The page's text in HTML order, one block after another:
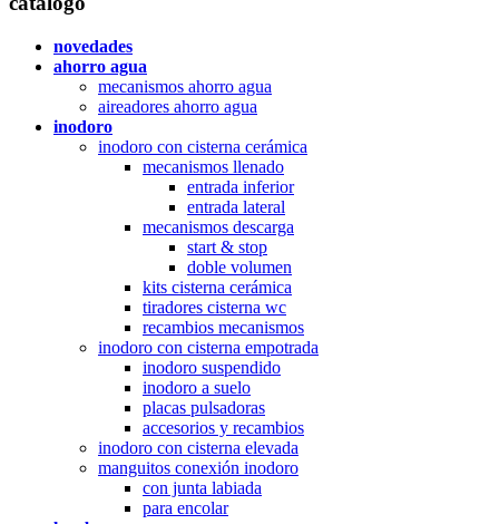
novedades
ahorro agua
mecanismos ahorro agua
aireadores ahorro agua
inodoro
inodoro con cisterna cerámica
mecanismos llenado
entrada inferior
entrada lateral
mecanismos descarga
start & stop
doble volumen
kits cisterna cerámica
tiradores cisterna wc
recambios mecanismos
inodoro con cisterna empotrada
inodoro suspendido
inodoro a suelo
placas pulsadoras
accesorios y recambios
inodoro con cisterna elevada
manguitos conexión inodoro
con junta labiada
para encolar